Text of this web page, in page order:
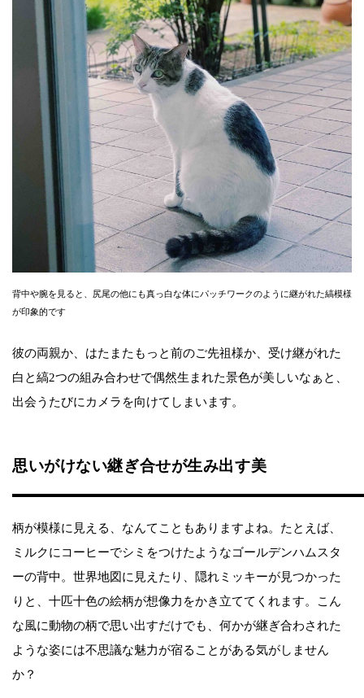
背中や腕を見ると、尻尾の他にも真っ白な体にパッチワークのように継がれた縞模様
が印象的です
彼の両親か、はたまたもっと前のご先祖様か、受け継がれた
白と縞2つの組み合わせで偶然生まれた景色が美しいなぁと、
出会うたびにカメラを向けてしまいます。
思いがけない継ぎ合せが生み出す美
柄が模様に見える、なんてこともありますよね。たとえば、
ミルクにコーヒーでシミをつけたようなゴールデンハムスタ
ーの背中。世界地図に見えたり、隠れミッキーが見つかった
りと、十匹十色の絵柄が想像力をかき立ててくれます。こん
な風に動物の柄で思い出すだけでも、何かが継ぎ合わされた
ような姿には不思議な魅力が宿ることがある気がしません
か？